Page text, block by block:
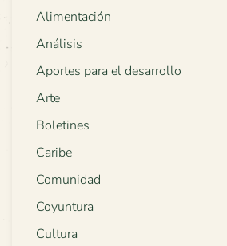
Alimentación
Análisis
Aportes para el desarrollo
Arte
Boletines
Caribe
Comunidad
Coyuntura
Cultura